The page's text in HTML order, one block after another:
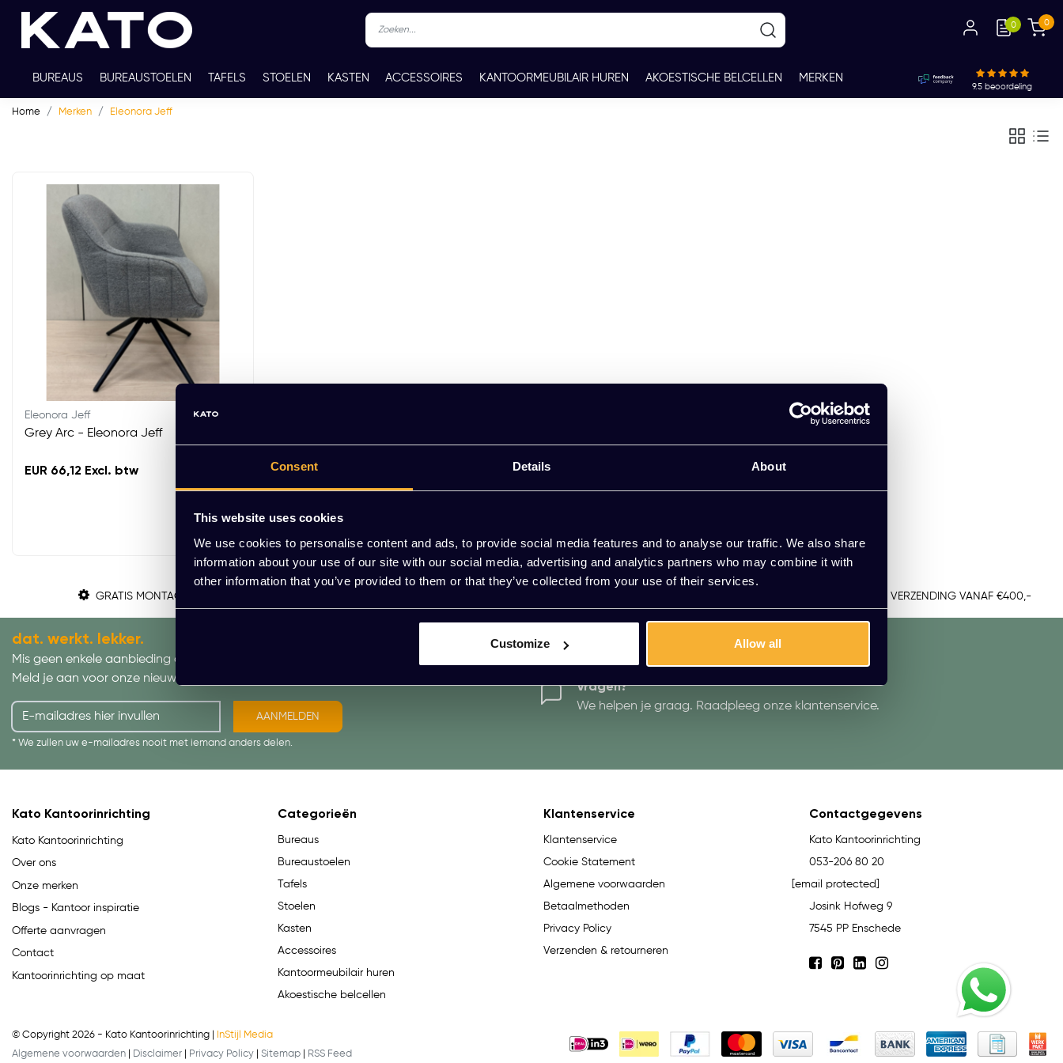
Consent Details About
This website uses cookies
We use cookies to personalise content and ads, to provide social media features and to analyse our traffic. We also share
information about your use of our site with our social media, advertising and analytics partners who may combine it with
other information that you’ve provided to them or that they’ve collected from your use of their services.
Customize Allow all
0 0
BUREAUS BUREAUSTOELEN TAFELS STOELEN KASTEN ACCESSOIRES KANTOORMEUBILAIR HUREN AKOESTISCHE BELCELLEN MERKEN
TWEEDEHANDS THUISWERKPLEKKEN
9.5 beoordeling
Home Merken Eleonora Jeff
Eleonora Jeff
Grey Arc - Eleonora Jeff
EUR 66,12 Excl. btw
GRATIS MONTAGE GRATIS VERZENDING VANAF €400,-
dat. werkt. lekker.
Mis geen enkele aanbieding of actie.
Meld je aan voor onze nieuwsbrief!
AANMELDEN
* We zullen uw e-mailadres nooit met iemand anders delen.
Vragen?
We helpen je graag. Raadpleeg onze klantenservice.
Kato Kantoorinrichting
Kato Kantoorinrichting
Over ons
Onze merken
Blogs - Kantoor inspiratie
Offerte aanvragen
Contact
Kantoorinrichting op maat
Categorieën
Bureaus
Bureaustoelen
Tafels
Stoelen
Kasten
Accessoires
Kantoormeubilair huren
Akoestische belcellen
Klantenservice
Klantenservice
Cookie Statement
Algemene voorwaarden
Betaalmethoden
Privacy Policy
Verzenden & retourneren
Contactgegevens
Kato Kantoorinrichting
053-206 80 20
[email protected]
Josink Hofweg 9
7545 PP Enschede
© Copyright 2026 - Kato Kantoorinrichting |
InStijl Media
Algemene voorwaarden
Disclaimer Privacy Policy Sitemap RSS Feed